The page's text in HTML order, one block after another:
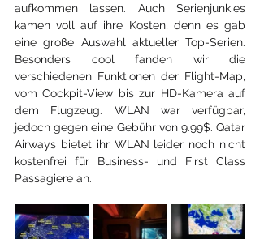
aufkommen lassen. Auch Serienjunkies
kamen voll auf ihre Kosten, denn es gab
eine große Auswahl aktueller Top-Serien.
Besonders cool fanden wir die
verschiedenen Funktionen der Flight-Map,
vom Cockpit-View bis zur HD-Kamera auf
dem Flugzeug. WLAN war verfügbar,
jedoch gegen eine Gebühr von 9.99$. Qatar
Airways bietet ihr WLAN leider noch nicht
kostenfrei für Business- und First Class
Passagiere an.